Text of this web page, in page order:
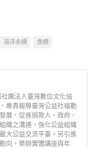
海洋永續 漁網
團法人臺灣數位文化協
專責報導臺灣公益社福動
展，促進捐款人、政府、
織之溝通，強化公益組織
大公益交流平臺。另引進
向，舉辦實體講座與年